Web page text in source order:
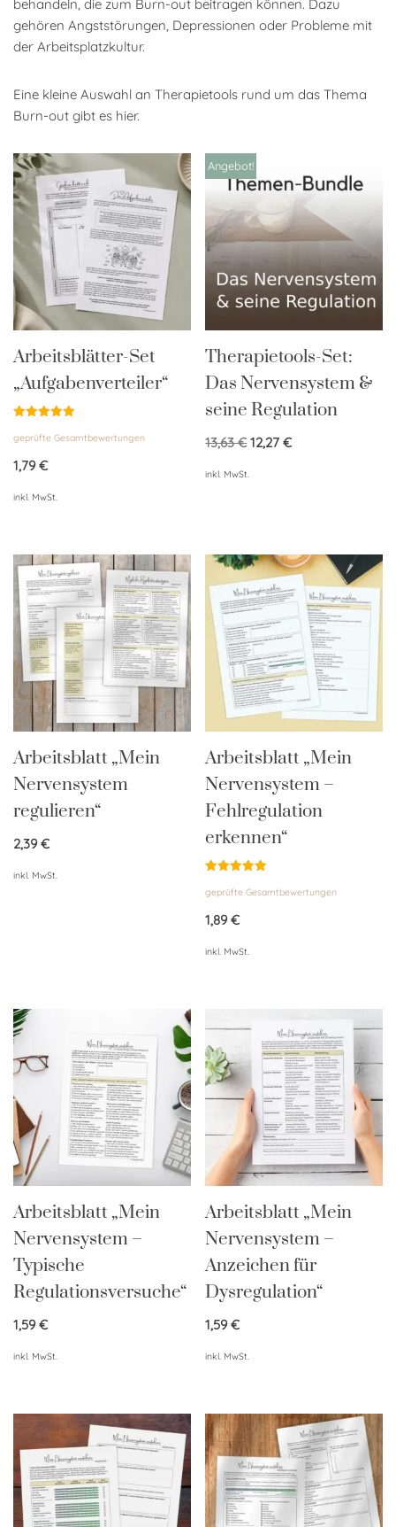
behandeln, die zum Burn-out beitragen können. Dazu
gehören Angststörungen, Depressionen oder Probleme mit
der Arbeitsplatzkultur.
Eine kleine Auswahl an Therapietools rund um das Thema
Burn-out gibt es hier.
Arbeitsblätter-Set
„Aufgabenverteiler“
mit
von 5
geprüfte Gesamtbewertungen
1,79€
inkl. MwSt.
Angebot!
Therapietools-Set:
Das Nervensystem &
seine Regulation
13,63€ 12,27€
inkl. MwSt.
Arbeitsblatt „Mein
Nervensystem
regulieren“
2,39€
inkl. MwSt.
Arbeitsblatt „Mein
Nervensystem –
Fehlregulation
erkennen“
mit
von 5
geprüfte Gesamtbewertungen
1,89€
inkl. MwSt.
Arbeitsblatt „Mein
Nervensystem –
Typische
Regulationsversuche“
1,59€
inkl. MwSt.
Arbeitsblatt „Mein
Nervensystem –
Anzeichen für
Dysregulation“
1,59€
inkl. MwSt.